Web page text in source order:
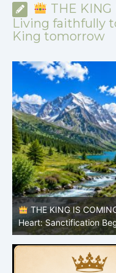
THE KING
Living faithfully
King tomorrow
THE KING IS
Heart: Sanctification